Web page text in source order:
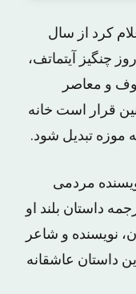
کرد از سال
چنگیز آیتماتف،
و معاصر
قرار است خانه
موزه تبدیل شود.
مردمی
داستان بلند او
نویسنده و شاعر
داستان عاشقانه